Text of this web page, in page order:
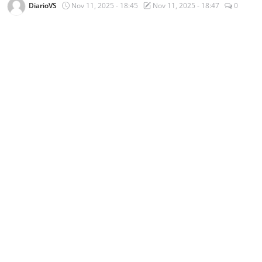
Sucesos
DiarioVS Nov 11, 2025 - 18:45 Nov 11, 2025 - 18:47 0